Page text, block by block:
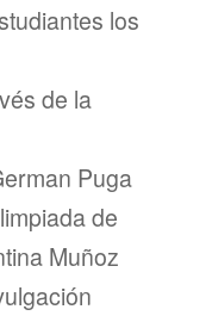
los
de la
Puga
de
Muñoz